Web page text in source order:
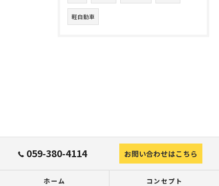
軽自動車
059-380-4114 お問い合わせはこちら
ホーム コンセプト